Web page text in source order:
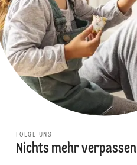
FOLGE UNS
Nichts mehr verpassen